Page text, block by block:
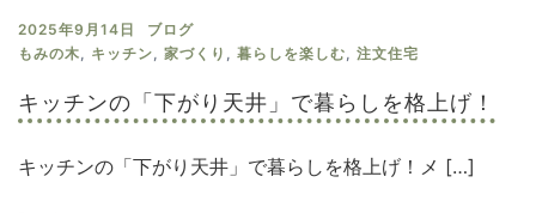
2025年9月14日
ブログ
もみの木, キッチン, 家づくり , 暮らしを楽しむ, 注文住宅
キッチンの「下がり天井」で暮らしを格上げ！
キッチンの「下がり天井」で暮らしを格上げ！メ […]